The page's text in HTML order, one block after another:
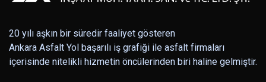
20 yılı aşkın bir süredir faaliyet gösteren
Ankara Asfalt Yol başarılı iş grafiği ile asfalt firmaları
içerisinde nitelikli hizmetin öncülerinden biri haline gelmiştir.